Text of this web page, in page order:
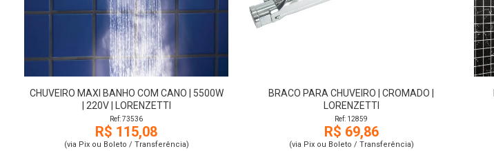
CHUVEIRO MAXI BANHO COM CANO | 5500W
| 220V | LORENZETTI
Ref: 73536
R$ 115,08
(via Pix ou Boleto / Transferência)
BRACO PARA CHUVEIRO | CROMADO |
LORENZETTI
Ref: 12859
R$ 69,86
(via Pix ou Boleto / Transferência)